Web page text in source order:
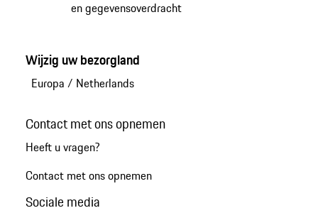
en gegevensoverdracht
Wijzig uw bezorgland
Europa / Netherlands
Contact met ons opnemen
Heeft u vragen?
Contact met ons opnemen
Sociale media